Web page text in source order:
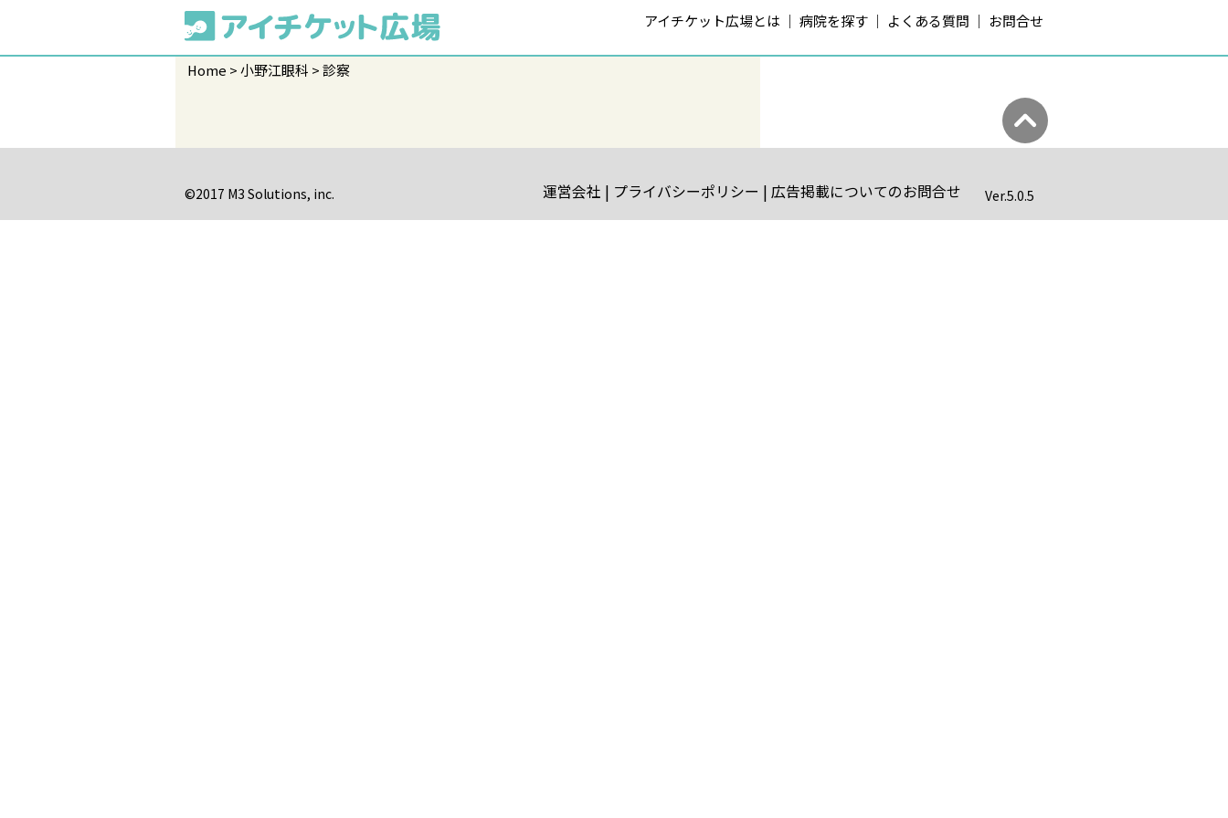
アイチケット広場とは 病院を探す よくある質問 お問合せ
Home 小野江眼科 診察
運営会社 プライバシーポリシー 広告掲載についてのお問合せ
©2017 M3 Solutions, inc. Ver.5.0.5